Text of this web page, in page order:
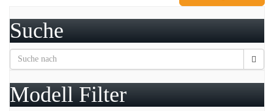
Suche
Modell Filter